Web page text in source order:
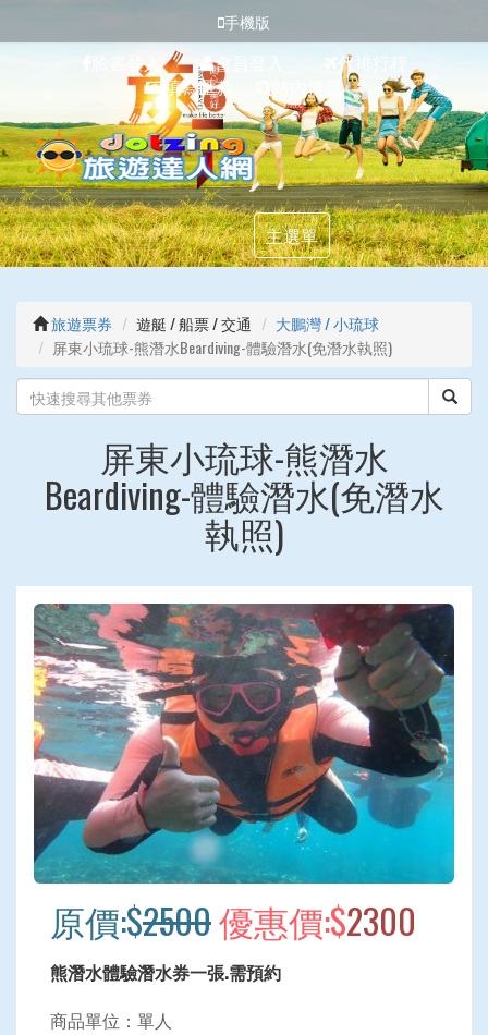
手機版
臉書登入 會員登入
代排行程
填寫匯款
主選單
旅遊票券 遊艇 / 船票 / 交通
大鵬灣 / 小琉球
屏東小琉球-熊潛水Beardiving-體驗潛水(免潛水執照)
屏東小琉球-熊潛水
Beardiving-體驗潛水(免潛水
執照)
原價:$2500優惠價:$2300
熊潛水體驗潛水券一張.需預約
商品單位：單人